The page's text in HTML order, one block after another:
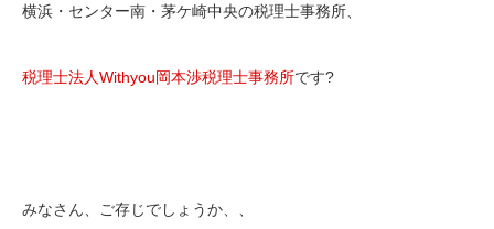
横浜・センター南・茅ケ崎中央の税理士事務所、
税理士法人Withyou岡本渉税理士事務所です?
みなさん、ご存じでしょうか、、